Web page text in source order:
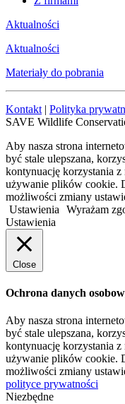
Aktualności
Aktualności
Materiały do pobrania
Kontakt | Polityka
SAVE Wildlife
Aby nasza strona
być stale ulepszana,
kontynuację korzystania z
używanie plików cookie.
możliwości zmiany
Ustawienia
Wyrażam
Ustawienia
Close
Ochrona danych
Aby nasza strona
być stale ulepszana,
kontynuację korzystania z
używanie plików cookie.
możliwości zmiany
polityce prywatności
Niezbędne